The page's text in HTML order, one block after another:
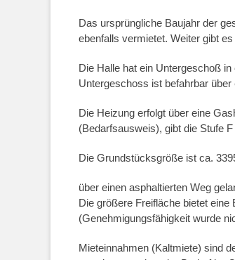
Das ursprüngliche Baujahr der
ebenfalls vermietet. Weiter gibt
Die Halle hat ein Untergeschoß
Untergeschoss ist befahrbar
Die Heizung erfolgt über eine
(Bedarfsausweis), gibt die Stufe
Die Grundstücksgröße ist ca.
über einen asphaltierten Weg
Die größere Freifläche bietet
(Genehmigungsfähigkeit wurde
Mieteinnahmen (Kaltmiete) sind